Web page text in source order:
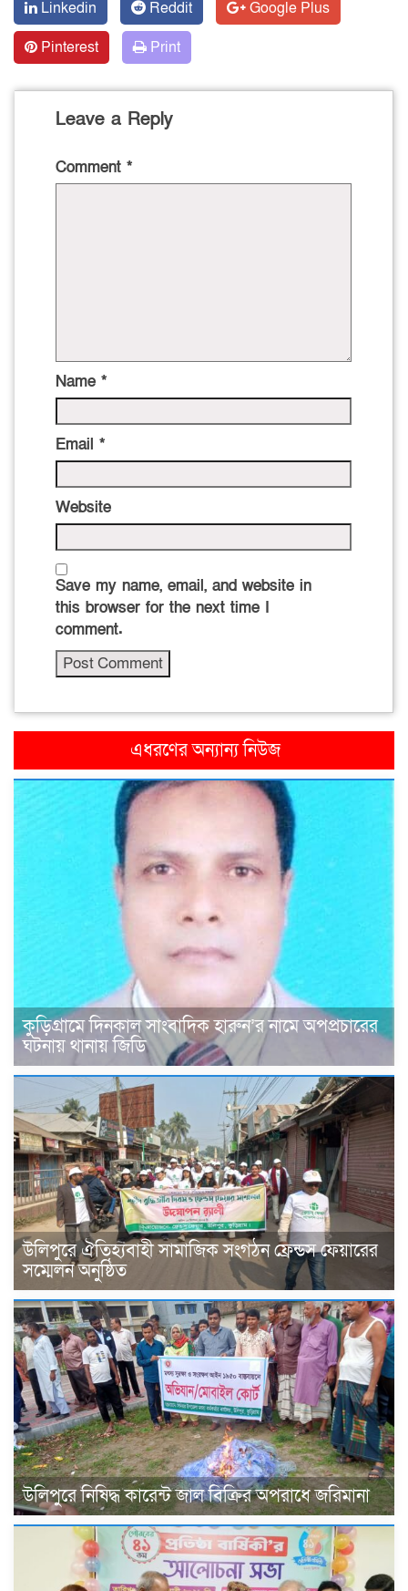
Linkedin Reddit
Google Plus
Pinterest
Print
Leave a Reply
Comment *
Name *
Email *
Website
Save my name, email, and website in
this browser for the next time I
comment.
এধরণের অন্যান্য নিউজ
কুড়িগ্রামে দিনকাল সাংবাদিক হারুন’র নামে অপপ্রচারের
ঘটনায় থানায় জিডি
উলিপুরে ঐতিহ্যবাহী সামাজিক সংগঠন ফ্রেন্ডস ফেয়ারের
সম্মেলন অনুষ্ঠিত
উলিপুরে নিষিদ্ধ কারেন্ট জাল বিক্রির অপরাধে জরিমানা